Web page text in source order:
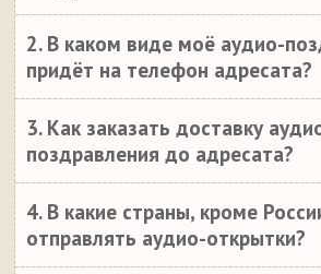
2. В каком виде моё аудио-
придёт на телефон адресата?
3. Как заказать доставку
поздравления до адресата?
4. В какие страны, кроме
отправлять аудио-открытки?